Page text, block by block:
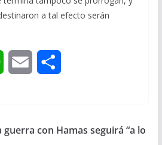
a tal efecto serán
W
t
i
r
con Hamas seguirá “a lo